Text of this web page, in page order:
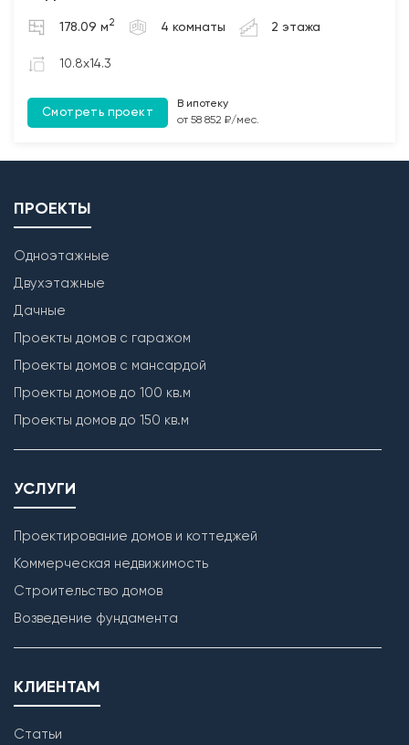
участков между плит перекрытия (при наличии);
обработкой Биозащитным составом.
Лестница
178.09 м 2 4 комнаты 2 этажа
10.8x14.3
Смотреть проект
В ипотеку
от 58 852 ₽/мес.
ПРОЕКТЫ
Одноэтажные
Двухэтажные
Дачные
Проекты домов с гаражом
Проекты домов с мансардой
Проекты домов до 100 кв.м
Проекты домов до 150 кв.м
УСЛУГИ
Проектирование домов и коттеджей
Коммерческая недвижимость
Строительство домов
Возведение фундамента
КЛИЕНТАМ
Статьи